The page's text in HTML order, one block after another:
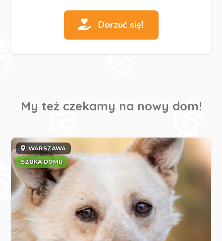
Dorzuć się!
My też czekamy na nowy dom!
WARSZAWA
SZUKA DOMU